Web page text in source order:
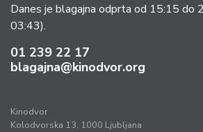
Danes je blagajna odprta od 15:15 do
03:43).
01 239 22 17
blagajna@kinodvor.org
Kinodvor
Kolodvorska 13, 1000 Ljubljana